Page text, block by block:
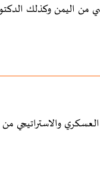
من اليمن وكذلك
والاستراتيجي